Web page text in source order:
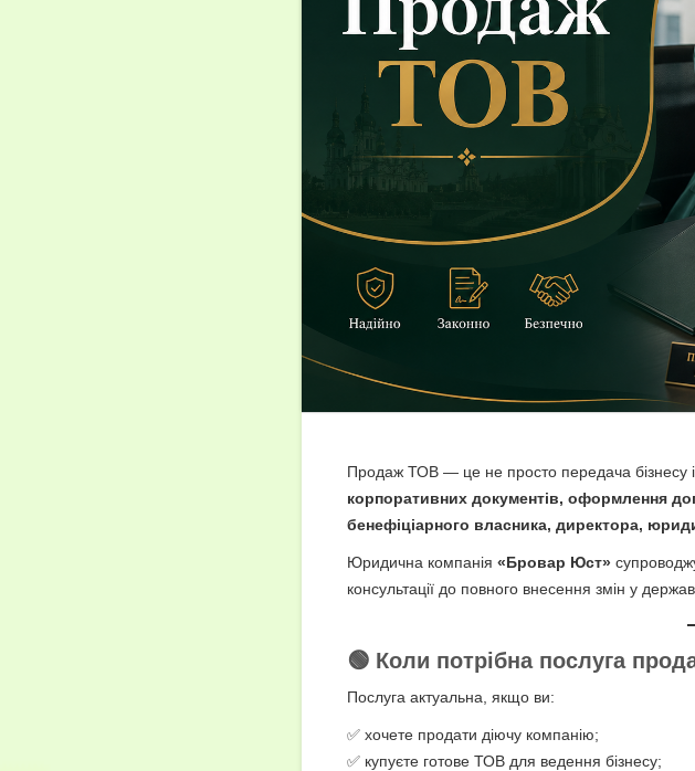
Продаж ТОВ — це не просто передача бізнесу
корпоративних документів, оформлення
бенефіціарного власника, директора,
Юридична компанія «Бровар Юст»
консультації до повного внесення змін у
🟢 Коли потрібна послуга
Послуга актуальна, якщо ви:
✅ хочете продати діючу компанію;
✅ купуєте готове ТОВ для ведення бізнесу;